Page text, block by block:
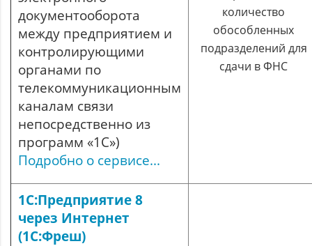
документооборота
между предприятием и
контролирующими
органами по
телекоммуникационным
каналам связи
непосредственно из
программ «1С»)
Подробно о сервисе...
количество
обособленных
подразделений для
сдачи в ФНС
1С:Предприятие 8
через Интернет
(1С:Фреш)